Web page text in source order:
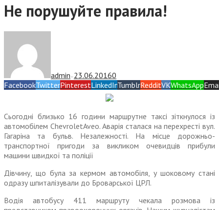
Не порушуйте правила!
admin — 23.06.20160
FacebookTwitterPinterestLinkedInTumblrRedditVKWhatsApp
Сьогодні близько 16 години маршрутне таксі зіткнулося із
автомобілем ChevroletAveo. Аварія сталася на перехресті вул.
Гагаріна та бульв. Незалежності. На місце дорожньо-
транспортної пригоди за викликом очевидців прибули
машини швидкої та поліції
Дівчину, що була за кермом автомобіля, у шоковому стані
одразу шпиталізували до Броварської ЦРЛ.
Водія автобусу 411 маршруту чекала розмова із